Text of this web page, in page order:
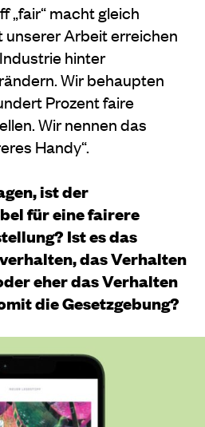
„fair“ macht gleich
unserer Arbeit erreichen
hinter
Wir behaupten
Prozent faire
Wir nennen das
Handy“.
ist der
für eine fairere
Ist es das
das Verhalten
eher das Verhalten
die Gesetzgebung?